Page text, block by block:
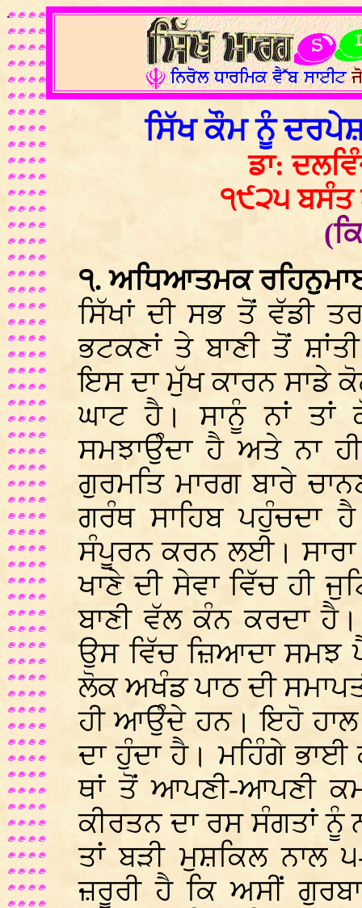
.
ਸਿੱਖ ਕੌਮ ਨੂੰ
ਡਾ:
੧੯੨੫ ਬਸੰਤ
੧. ਅਧਿਆਤਮਕ
ਸਿੱਖਾਂ ਦੀ ਸਭ ਤੋਂ ਵੱਡੀ
ਭਟਕਣਾਂ ਤੇ ਬਾਣੀ ਤੋਂ
ਇਸ ਦਾ ਮੁੱਖ ਕਾਰਨ ਸਾਡੇ
ਘਾਟ ਹੈ। ਸਾਨੂੰ ਨਾਂ ਤਾਂ
ਸਮਝਾਉੰਦਾ ਹੈ ਅਤੇ ਨਾ
ਗੁਰਮਤਿ ਮਾਰਗ ਬਾਰੇ
ਗਰੰਥ ਸਾਹਿਬ ਪਹੁੰਚਦਾ
ਸੰਪੂਰਨ ਕਰਨ ਲਈ। ਸਾਰਾ
ਖਾਣੇ ਦੀ ਸੇਵਾ ਵਿੱਚ ਹੀ
ਬਾਣੀ ਵੱਲ ਕੰਨ ਕਰਦਾ
ਉਸ ਵਿੱਚ ਜ਼ਿਆਦਾ ਸਮਝ
ਲੋਕ ਅਖੰਡ ਪਾਠ ਦੀ
ਹੀ ਆਉੰਦੇ ਹਨ। ਇਹੋ
ਦਾ ਹੁੰਦਾ ਹੈ। ਮਹਿੰਗੇ
ਥਾਂ ਤੋਂ ਆਪਣੀ-ਆਪਣੀ
ਕੀਰਤਨ ਦਾ ਰਸ ਸੰਗਤਾਂ ਨੂੰ
ਤਾਂ ਬੜੀ ਮੁਸ਼ਕਿਲ ਨਾਲ
ਜ਼ਰੂਰੀ ਹੈ ਕਿ ਅਸੀਂ